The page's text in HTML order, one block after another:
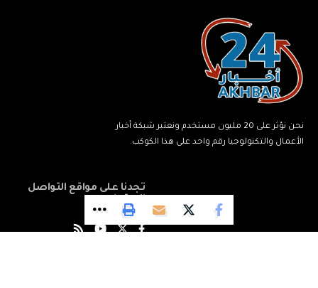
نحن نؤثر على 20 مليون مستخدم ونعتبر شبكة أخبار
الأعمال والتكنولوجيا رقم واحد على هذا الكوكب.
تجدنا على مواقع التواصل